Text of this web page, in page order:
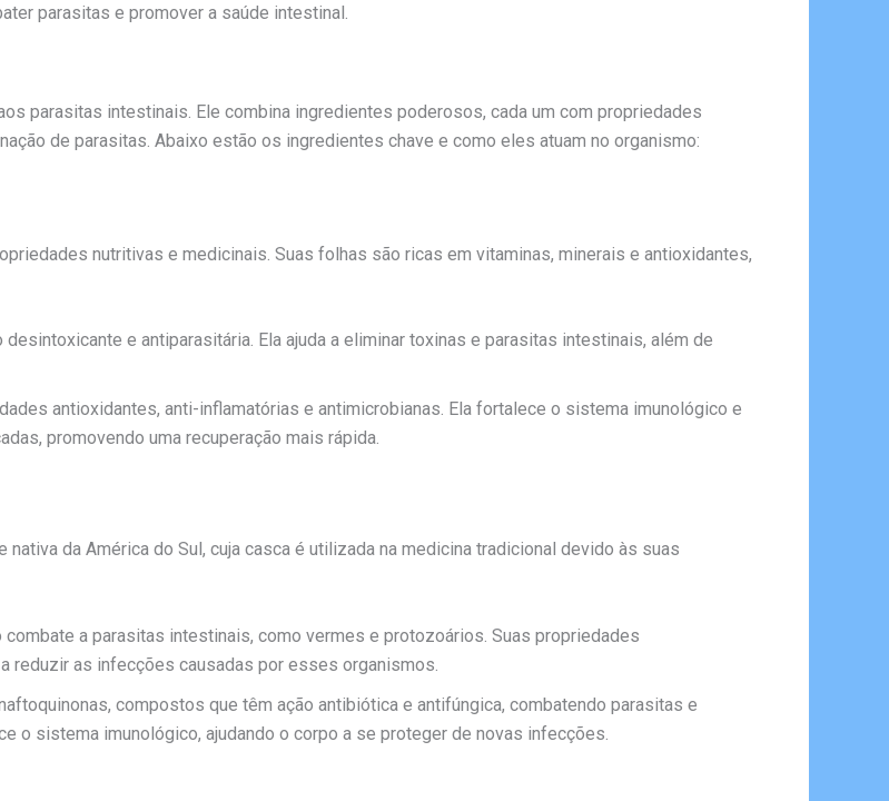
parasitas e promover a saúde intestinal.
parasitas intestinais. Ele combina ingredientes poderosos, cada um com propriedades
de parasitas. Abaixo estão os ingredientes chave e como eles atuam no organismo:
nutritivas e medicinais. Suas folhas são ricas em vitaminas, minerais e antioxidantes,
desintoxicante e antiparasitária. Ela ajuda a eliminar toxinas e parasitas intestinais, além de
antioxidantes, anti-inflamatórias e antimicrobianas. Ela fortalece o sistema imunológico e
promovendo uma recuperação mais rápida.
nativa da América do Sul, cuja casca é utilizada na medicina tradicional devido às suas
combate a parasitas intestinais, como vermes e protozoários. Suas propriedades
reduzir as infecções causadas por esses organismos.
compostos que têm ação antibiótica e antifúngica, combatendo parasitas e
o sistema imunológico, ajudando o corpo a se proteger de novas infecções.